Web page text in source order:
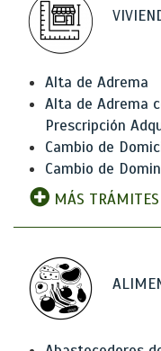
Alta de Adrema
Alta de Adrema
Prescripción
Cambio de
Cambio de
MÁS TRÁMITES